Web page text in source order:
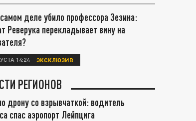
деле убило профессора Зезина:
Реверука перекладывает вину на
14:24 ЭКСКЛЮЗИВ
РЕГИОНОВ
дрону со взрывчаткой: водитель
спас аэропорт Лейпцига